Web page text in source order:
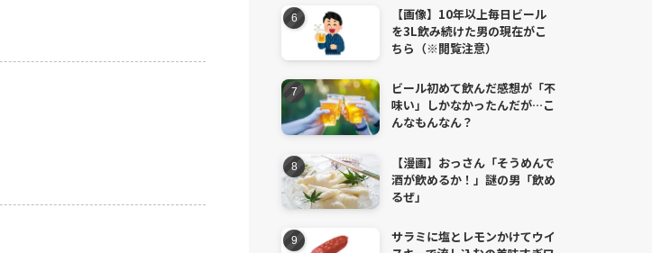
【画像】10年以上毎日ビール
を3L飲み続けた男の現在がこ
ちら（※閲覧注意）
ビール初めて飲んだ感想が「不
味い」しかなかったんだが…こ
んなもんなん？
【漫画】おっさん「そうめんで
酒が飲めるか！」謎の男「飲め
るぜ」
サラミに塩とレモンかけてウイ